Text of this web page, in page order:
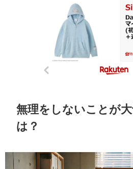
無理をしないことが
は？